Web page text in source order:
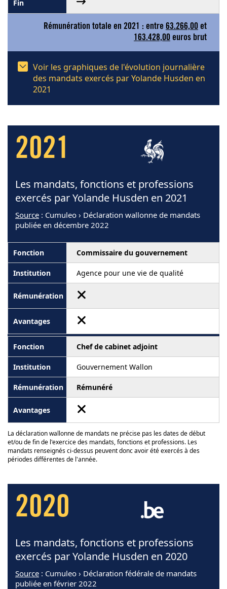
Rémunération totale en 2021 : entre 63.266,00 et
163.428,00 euros brut
Voir les graphiques de l'évolution journalière
des mandats exercés par Yolande Husden en
2021
2021
Les mandats, fonctions et professions
exercés par Yolande Husden en 2021
Source : Cumuleo › Déclaration wallonne de mandats
publiée en décembre 2022
Commissaire du gouvernement
Agence pour une vie de qualité
Chef de cabinet adjoint
Gouvernement Wallon
Rémunéré
La déclaration wallonne de mandats ne précise pas les dates de début
et/ou de fin de l'exercice des mandats, fonctions et professions. Les
mandats renseignés ci-dessus peuvent donc avoir été exercés à des
périodes différentes de l'année.
2020
Les mandats, fonctions et professions
exercés par Yolande Husden en 2020
Source : Cumuleo › Déclaration fédérale de mandats
publiée en février 2022